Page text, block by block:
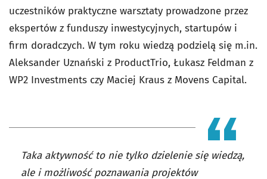
uczestników praktyczne warsztaty prowadzone przez
ekspertów z funduszy inwestycyjnych, startupów i
firm doradczych. W tym roku wiedzą podzielą się m.in.
Aleksander Uznański z ProductTrio, Łukasz Feldman z
WP2 Investments czy Maciej Kraus z Movens Capital.
Taka aktywność to nie tylko dzielenie się wiedzą,
ale i możliwość poznawania projektów